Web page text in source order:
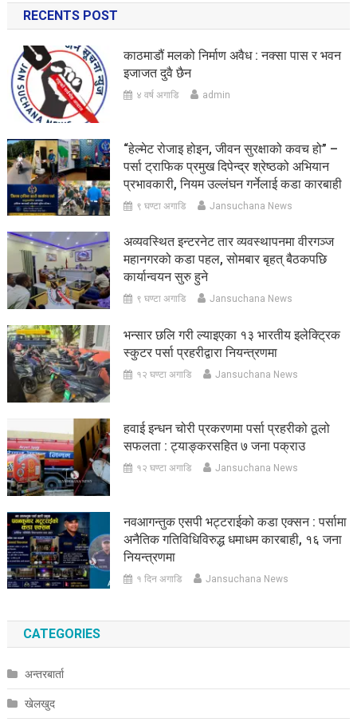
RECENTS POST
काठमाडौं मलको निर्माण अवैध : नक्सा पास र भवन
इजाजत दुवै छैन
४ वर्ष अगाडि admin
“हेल्मेट रोजाइ होइन, जीवन सुरक्षाको कवच हो” –
पर्सा ट्राफिक प्रमुख दिपेन्द्र श्रेष्ठको अभियान
प्रभावकारी, नियम उल्लंघन गर्नेलाई कडा कारबाही
९ घण्टा अगाडि Jansuchana News
अव्यवस्थित इन्टरनेट तार व्यवस्थापनमा वीरगञ्ज
महानगरको कडा पहल, सोमबार बृहत् बैठकपछि
कार्यान्वयन सुरु हुने
९ घण्टा अगाडि Jansuchana News
भन्सार छलि गरी ल्याइएका १३ भारतीय इलेक्ट्रिक
स्कुटर पर्सा प्रहरीद्वारा नियन्त्रणमा
१२ घण्टा अगाडि Jansuchana News
हवाई इन्धन चोरी प्रकरणमा पर्सा प्रहरीको ठूलो
सफलता : ट्याङ्करसहित ७ जना पक्राउ
१२ घण्टा अगाडि Jansuchana News
नवआगन्तुक एसपी भट्टराईको कडा एक्सन : पर्सामा
अनैतिक गतिविधिविरुद्ध धमाधम कारबाही, १६ जना
नियन्त्रणमा
१ दिन अगाडि Jansuchana News
CATEGORIES
अन्तरबार्ता
खेलखुद